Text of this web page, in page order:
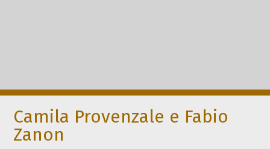
Camila Provenzale e Fabio
Zanon